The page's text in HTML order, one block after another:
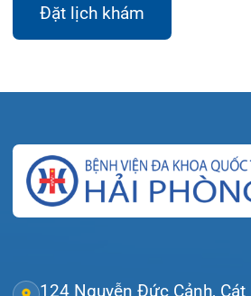
Đặt lịch khám
Tra cứu hóa đơn